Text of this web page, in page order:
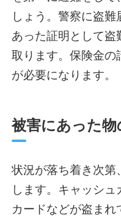
しょう。警察に盗
あった証明として盗
取ります。保険金の
が必要になります。
被害にあった物
状況が落ち着き次第
します。キャッシュ
カードなどが盗まれ